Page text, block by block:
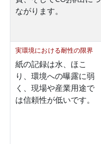
ながります。
実環境における耐性の限界
紙の記録は水、ほこ
り、環境への曝露に弱
く、現場や産業用途で
は信頼性が低いです。